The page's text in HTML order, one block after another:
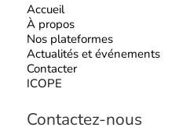
Accueil
À propos
Nos plateformes
Actualités et événements
Contacter
ICOPE
Contactez-nous